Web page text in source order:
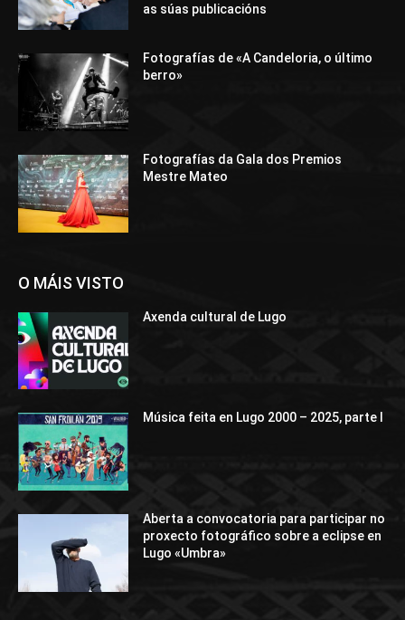
as súas publicacións
Fotografías de «A Candeloria, o último
berro»
Fotografías da Gala dos Premios
Mestre Mateo
O MÁIS VISTO
Axenda cultural de Lugo
Música feita en Lugo 2000 – 2025, parte I
Aberta a convocatoria para participar no
proxecto fotográfico sobre a eclipse en
Lugo «Umbra»